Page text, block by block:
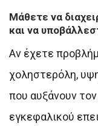
Μάθετε να
και να
Αν έχετε
χοληστερόλη,
που αυξάνουν
εγκεφαλικού